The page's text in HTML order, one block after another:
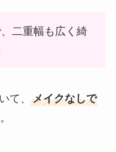
二重幅も広く綺
て、
メイクなしで